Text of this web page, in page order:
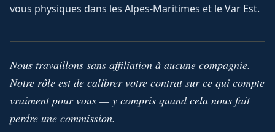
vous physiques dans les Alpes-Maritimes et le Var Est.
Nous travaillons sans affiliation à aucune compagnie.
Notre rôle est de calibrer votre contrat sur ce qui compte
vraiment pour vous — y compris quand cela nous fait
perdre une commission.